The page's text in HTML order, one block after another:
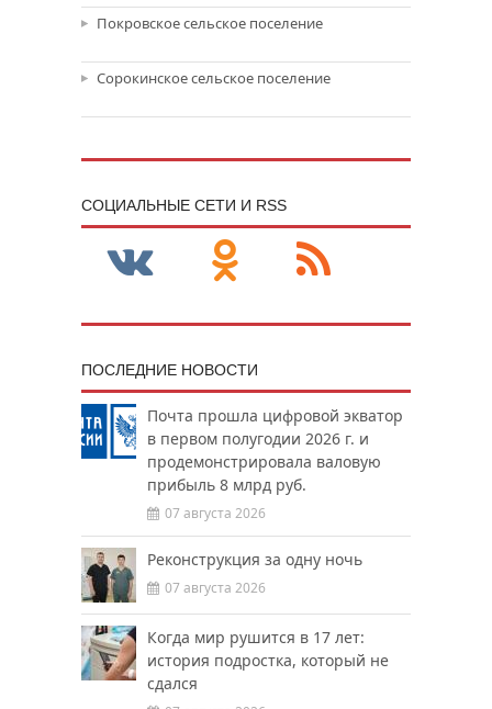
Покровское сельское поселение
Сорокинское сельское поселение
CОЦИАЛЬНЫЕ СЕТИ И RSS
ПОСЛЕДНИЕ НОВОСТИ
Почта прошла цифровой экватор
в первом полугодии 2026 г. и
продемонстрировала валовую
прибыль 8 млрд руб.
07 августа 2026
Реконструкция за одну ночь
07 августа 2026
Когда мир рушится в 17 лет:
история подростка, который не
сдался